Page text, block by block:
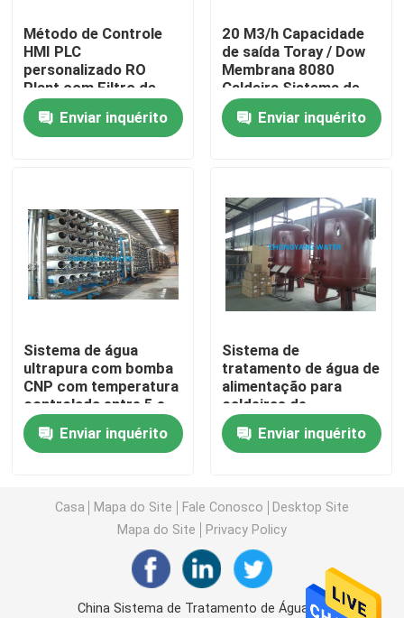
Contate-nos
Peça umas citações
Sistemas de Água Farmacêutica
Sistemas de Destilação de Múltiplos Efeitos (MED)
Sistemas de preparação de solução
Sistemas CIP e SIP
Sistemas de Água Médica
Sistemas de Osmose Reversa para Dessalinização de
Método de Controle
HMI PLC
personalizado RO
Plant com Filtro de
Cartucho
Enviar inquérito
20 M3/h Capacidade
de saída Toray / Dow
Membrana 8080
Caldeira Sistema de
tratamento de água de
alimentação
Enviar inquérito
Sistema de água
ultrapura com bomba
CNP com temperatura
controlada entre 5 e
40 °C
Enviar inquérito
Sistema de
tratamento de água de
alimentação para
caldeiras de
membrana FRP RO AC
220V 380VEnviar inquérito
Casa Mapa do Site Fale Conosco
Desktop Site
Mapa do Site
Privacy Policy
China Sistema de Tratamento de Água de